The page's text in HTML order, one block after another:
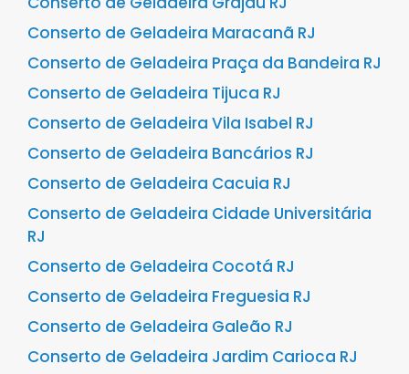
Conserto de Geladeira Maracanã RJ
Conserto de Geladeira Praça da Bandeira RJ
Conserto de Geladeira Tijuca RJ
Conserto de Geladeira Vila Isabel RJ
Conserto de Geladeira Bancários RJ
Conserto de Geladeira Cacuia RJ
Conserto de Geladeira Cidade Universitária
RJ
Conserto de Geladeira Cocotá RJ
Conserto de Geladeira Freguesia RJ
Conserto de Geladeira Galeão RJ
Conserto de Geladeira Jardim Carioca RJ